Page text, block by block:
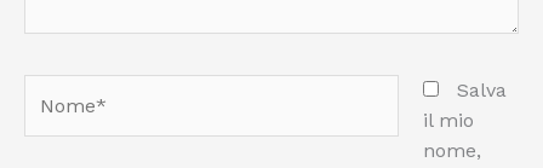
Salva
il mio
nome,